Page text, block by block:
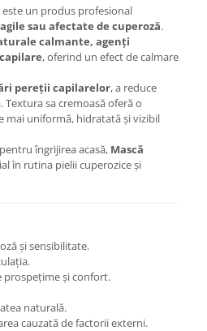
este un produs profesional
sau afectate de cuperoză.
calmante, agenți
, oferind un efect de calmare
pereții capilarelor, a reduce
sa cremoasă oferă o
mai uniformă, hidratată și vizibil
îngrijirea acasă, Mască
în rutina pielii cuperozice și
și sensibilitate.
prospețime și confort.
naturală.
cauzată de factorii externi.